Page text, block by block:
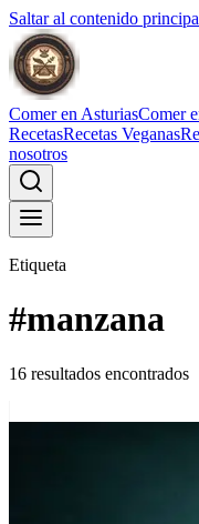
Saltar al contenido
Comer en AsturiasComer
RecetasRecetas Veganas
nosotros
Etiqueta
#manzana
16 resultados encontrados